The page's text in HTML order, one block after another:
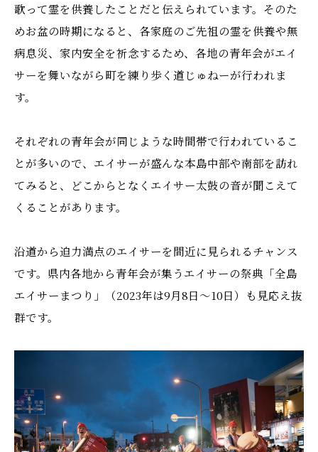
歌って霊を供養したことだと伝えられています。そのた
めお盆の時期になると、各家庭のご先祖の霊を供養や無
病息災、家内安全を祈念するため、各地の青年会がエイ
サーを舞いながら町を練り歩く道じゅねーが行われま
す。
それぞれの青年会が同じような時間帯で行われているこ
とが多いので、エイサーが盛んな本島中部や南部を訪れ
てみると、どこからとなくエイサー太鼓の音が聞こえて
くることがあります。
沿道から迫力満点のエイサーを間近に見られるチャンス
です。県内各地から青年会が集うエイサーの祭典「全島
エイサーまつり」（2023年は9月8日～10日）も見応え抜
群です。